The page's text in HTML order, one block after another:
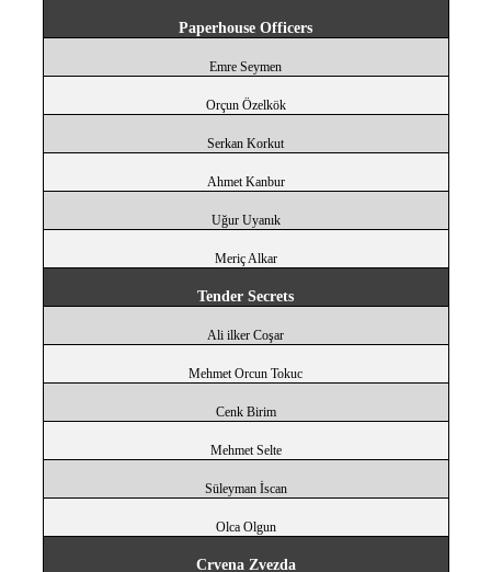
Paperhouse Officers
Emre Seymen
Orçun Özelkök
Serkan Korkut
Ahmet Kanbur
Uğur Uyanık
Meriç Alkar
Tender Secrets
Ali ilker Coşar
Mehmet Orcun Tokuc
Cenk Birim
Mehmet Selte
Süleyman İscan
Olca Olgun
Crvena Zvezda